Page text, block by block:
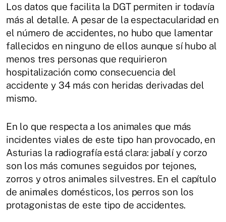
Los datos que facilita la DGT permiten ir todavía
más al detalle. A pesar de la espectacularidad en
el número de accidentes, no hubo que lamentar
fallecidos en ninguno de ellos aunque sí hubo al
menos tres personas que requirieron
hospitalización como consecuencia del
accidente y 34 más con heridas derivadas del
mismo.
En lo que respecta a los animales que más
incidentes viales de este tipo han provocado, en
Asturias la radiografía está clara: jabalí y corzo
son los más comunes seguidos por tejones,
zorros y otros animales silvestres. En el capítulo
de animales domésticos, los perros son los
protagonistas de este tipo de accidentes.